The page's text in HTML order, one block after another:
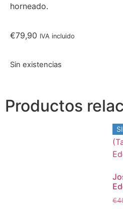
horneado.
€79,90 IVA incluido
Sin existencias
Productos
€